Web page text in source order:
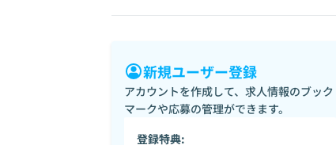
新規ユーザー登録
アカウントを作成して、求人情報のブック
マークや応募の管理ができます。
登録特典: